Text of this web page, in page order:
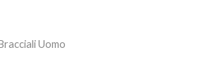
Uomo